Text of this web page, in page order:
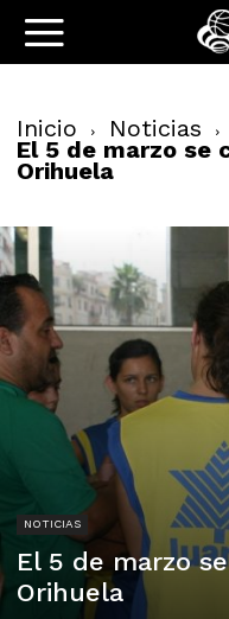
Inicio Noticias
El 5 de marzo se
Orihuela
NOTICIAS
El 5 de marzo
Orihuela